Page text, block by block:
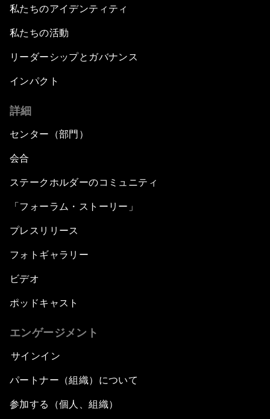
私たちのアイデンティティ
私たちの活動
リーダーシップとガバナンス
インパクト
詳細
センター（部門）
会合
ステークホルダーのコミュニティ
「フォーラム・ストーリー」
プレスリリース
フォトギャラリー
ビデオ
ポッドキャスト
エンゲージメント
サインイン
パートナー（組織）について
参加する（個人、組織）